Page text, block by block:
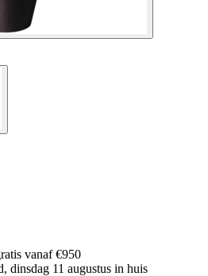
vanaf €950
dinsdag 11 augustus in huis